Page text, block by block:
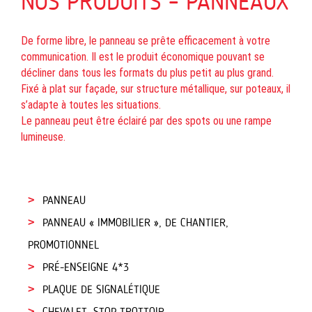
De forme libre, le panneau se prête efficacement à votre
communication. Il est le produit économique pouvant se
décliner dans tous les formats du plus petit au plus grand.
Fixé à plat sur façade, sur structure métallique, sur poteaux, il
s’adapte à toutes les situations.
Le panneau peut être éclairé par des spots ou une rampe
lumineuse.
PANNEAU
PANNEAU « IMMOBILIER », DE CHANTIER,
PROMOTIONNEL
PRÉ-ENSEIGNE 4*3
PLAQUE DE SIGNALÉTIQUE